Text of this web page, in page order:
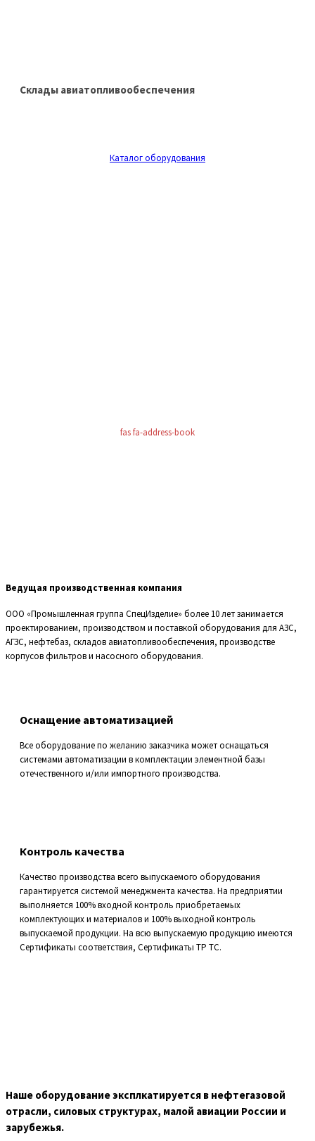
Склады авиатопливообеспечения
Каталог оборудования
fas fa-address-book
Ведущая производственная компания
ООО «Промышленная группа СпецИзделие» более 10 лет занимается
проектированием, производством и поставкой оборудования для АЗС,
АГЗС, нефтебаз, складов авиатопливообеспечения, производстве
корпусов фильтров и насосного оборудования.
Оснащение автоматизацией
Все оборудование по желанию заказчика может оснащаться
системами автоматизации в комплектации элементной базы
отечественного и/или импортного производства.
Контроль качества
Качество производства всего выпускаемого оборудования
гарантируется системой менеджмента качества. На предприятии
выполняется 100% входной контроль приобретаемых
комплектующих и материалов и 100% выходной контроль
выпускаемой продукции. На всю выпускаемую продукцию имеются
Сертификаты соответствия, Сертификаты ТР ТС.
Наше оборудование эксплкатируется в нефтегазовой
отрасли, силовых структурах, малой авиации России и
зарубежья.